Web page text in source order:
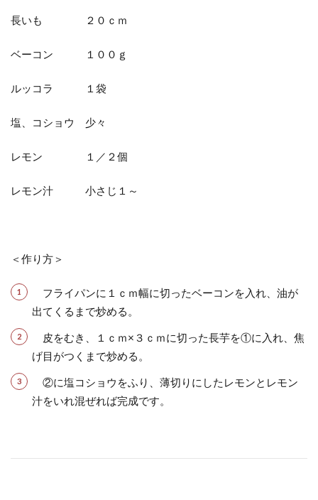
長いも ２０ｃｍ
ベーコン １００ｇ
ルッコラ １袋
塩、コショウ 少々
レモン １／２個
レモン汁 小さじ１～
＜作り方＞
フライパンに１ｃｍ幅に切ったベーコンを入れ、油が
出てくるまで炒める。
皮をむき、１ｃｍ×３ｃｍに切った長芋を①に入れ、焦
げ目がつくまで炒める。
②に塩コショウをふり、薄切りにしたレモンとレモン
汁をいれ混ぜれば完成です。